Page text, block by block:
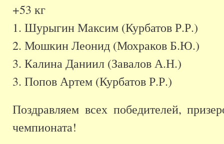
+53 кг
1. Шурыгин Максим (Курбатов Р.Р.)
2. Мошкин Леонид (Мохраков Б.Ю.)
3. Калина Даниил (Завалов А.Н.)
3. Попов Артем (Курбатов Р.Р.)
Поздравляем всех победителей,
чемпионата!